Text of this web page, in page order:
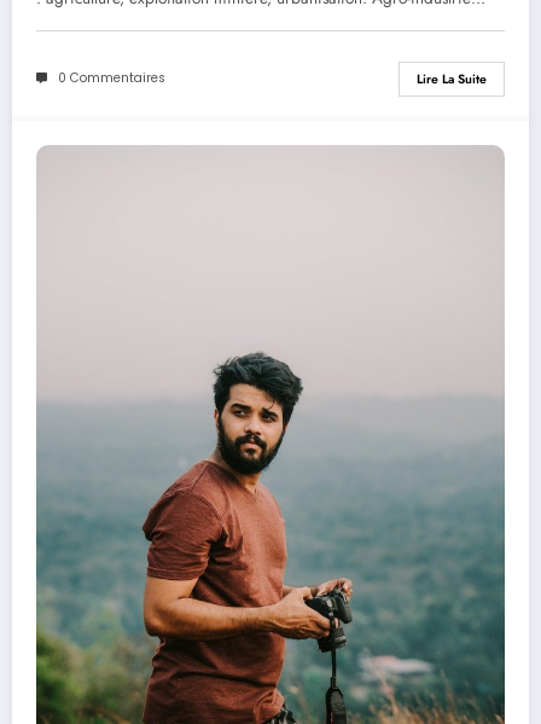
0 Commentaires Lire La Suite